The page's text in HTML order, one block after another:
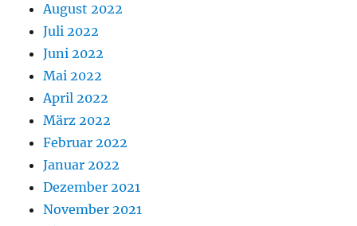
August 2022
Juli 2022
Juni 2022
Mai 2022
April 2022
März 2022
Februar 2022
Januar 2022
Dezember 2021
November 2021